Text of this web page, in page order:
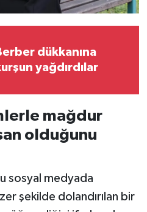
dükkanına
yağdırdılar
mağdur
olduğunu
sosyal medyada
şekilde dolandırılan bir